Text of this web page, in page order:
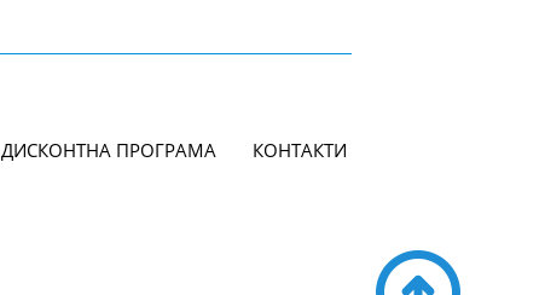
ДИСКОНТНА ПРОГРАМА КОНТАКТИ